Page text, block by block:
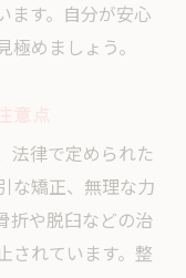
ます。自分が安心
めましょう。
法律で定められた
な矯正、無理な力
折や脱臼などの治
されています。整